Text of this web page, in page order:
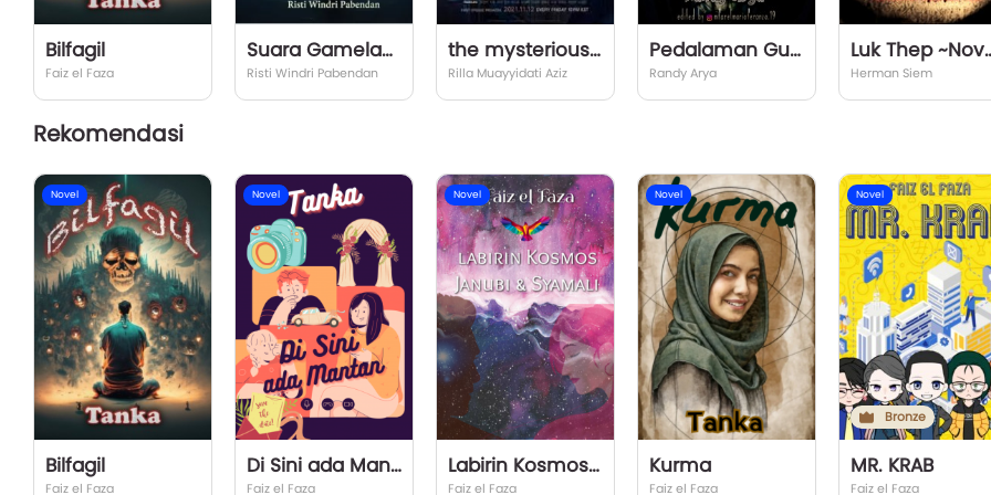
Bilfagil
Faiz el Faza
Suara Gamelan di Sungai
Risti Windri Pabendan
the mysterious class
Rilla Muayyidati Aziz
Pedalaman Gumantra
Randy Arya
Luk
Herman Siem
Rekomendasi
Novel
Bilfagil
Faiz el Faza
Novel
Di Sini ada Mantan
Faiz el Faza
Novel
Labirin Kosmos: Janubi & Syamali
Faiz el Faza
Novel
Kurma
Faiz el Faza
Novel
Bronze
MR. KRAB
Faiz el Faza